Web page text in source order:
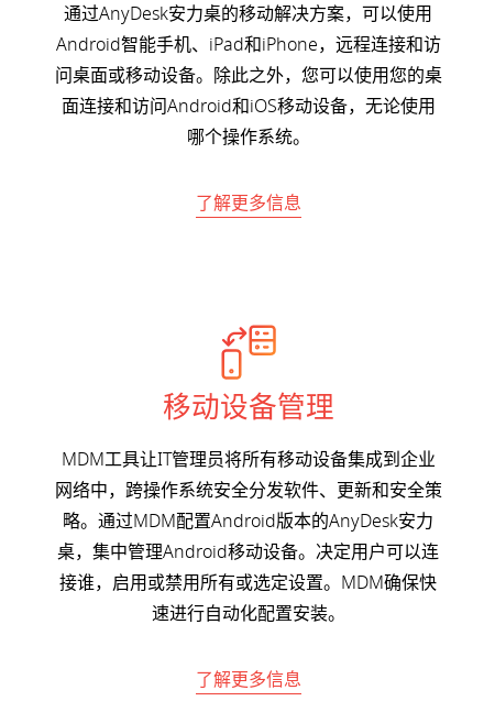
通过AnyDesk安力桌的移动解决方案，可以使用
Android智能手机、iPad和iPhone，远程连接和访
问桌面或移动设备。除此之外，您可以使用您的桌
面连接和访问Android和iOS移动设备，无论使用
哪个操作系统。
了解更多信息
移动设备管理
MDM工具让IT管理员将所有移动设备集成到企业
网络中，跨操作系统安全分发软件、更新和安全策
略。通过MDM配置Android版本的AnyDesk安力
桌，集中管理Android移动设备。决定用户可以连
接谁，启用或禁用所有或选定设置。MDM确保快
速进行自动化配置安装。
了解更多信息